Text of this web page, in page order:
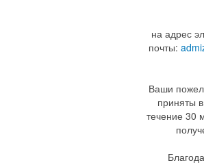
на адрес
почты:
Ваши
приняты
течение 30